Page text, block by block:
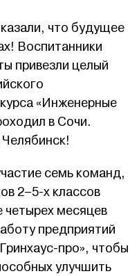
что будущее
Воспитанники
привезли целый
«Инженерные
в Сочи.
семь команд,
2–5-х классов
месяцев
предприятий
про», чтобы
улучшить